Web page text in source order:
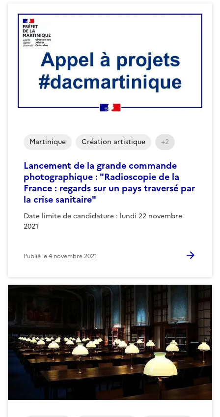
Lancement de la grande commande
photographique : "Radioscopie de la
France : regards sur un pays traversé par
la crise sanitaire"
Date limite de candidature : lundi 22 novembre
2021
Martinique Création artistique +2
Publié le4 novembre 2021